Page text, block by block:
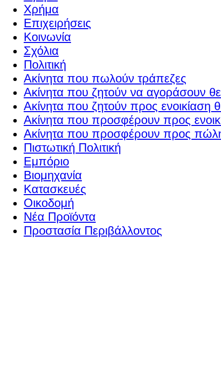
Χρήμα
Επιχειρήσεις
Κοινωνία
Σχόλια
Πολιτική
Ακίνητα που πωλούν τράπεζες
Ακίνητα που ζητούν να αγοράσουν
Ακίνητα που ζητούν προς ενοικίαση
Ακίνητα που προσφέρουν προς
Ακίνητα που προσφέρουν προς
Πιστωτική Πολιτική
Εμπόριο
Βιομηχανία
Κατασκευές
Οικοδομή
Νέα Προϊόντα
Προστασία Περιβάλλοντος